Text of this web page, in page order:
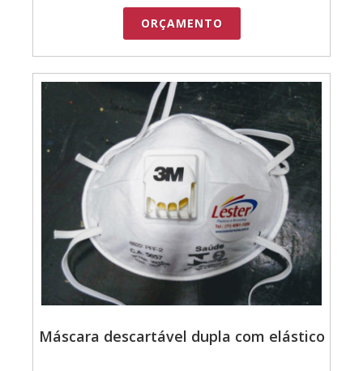
ORÇAMENTO
Máscara descartável dupla com elástico